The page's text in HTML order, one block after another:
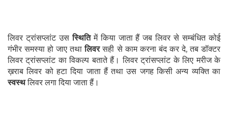
लिवर ट्रांसप्लांट उसस्थितिमें किया जाता हैं जब लिवर से सम्बंधित कोई
गंभीर समस्या हो जाए तथालिवरसही से काम करना बंद कर दे, तब डॉक्टर
लिवर ट्रांसप्लांट का विकल्प बताते हैं। लिवर ट्रांसप्लांट के लिए मरीज के
ख़राब लिवर को हटा दिया जाता हैं तथा उस जगह किसी अन्य व्यक्ति का
स्वस्थलिवर लगा दिया जाता हैं।